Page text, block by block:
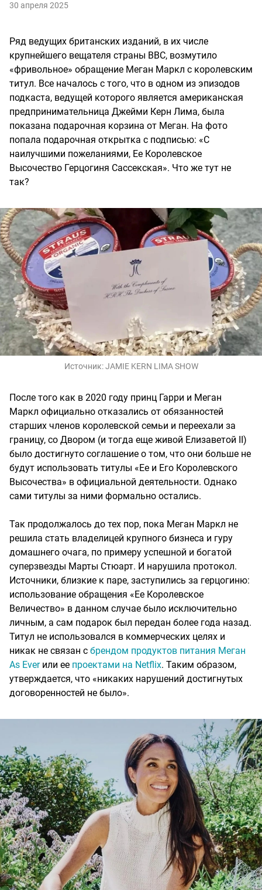
30 апреля 2025
Ряд ведущих британских изданий, в их числе
крупнейшего вещателя страны BBC, возмутило
«фривольное» обращение Меган Маркл с королевским
титул. Все началось с того, что в одном из эпизодов
подкаста, ведущей которого является американская
предпринимательница Джейми Керн Лима, была
показана подарочная корзина от Меган. На фото
попала подарочная открытка с подписью: «С
наилучшими пожеланиями, Ее Королевское
Высочество Герцогиня Сассекская». Что же тут не
так?
Источник:JAMIE KERN LIMA SHOW
После того как в 2020 году принц Гарри и Меган
Маркл официально отказались от обязанностей
старших членов королевской семьи и переехали за
границу, со Двором (и тогда еще живой Елизаветой II)
было достигнуто соглашение о том, что они больше не
будут использовать титулы «Ее и Его Королевского
Высочества» в официальной деятельности. Однако
сами титулы за ними формально остались.
Так продолжалось до тех пор, пока Меган Маркл не
решила стать владелицей крупного бизнеса и гуру
домашнего очага, по примеру успешной и богатой
суперзвезды Марты Стюарт. И нарушила протокол.
Источники, близкие к паре, заступились за герцогиню:
использование обращения «Ее Королевское
Величество» в данном случае было исключительно
личным, а сам подарок был передан более года назад.
Титул не использовался в коммерческих целях и
никак не связан с брендом продуктов питания Меган
As Everили ее проектами на Netflix. Таким образом,
утверждается, что «никаких нарушений достигнутых
договоренностей не было».